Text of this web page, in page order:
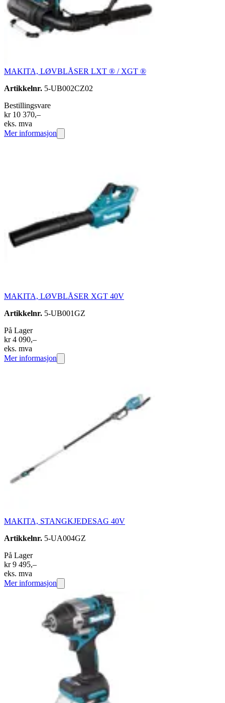
MAKITA, LØVBLÅSER LXT ® / XGT ®
Artikkelnr. 5-UB002CZ02
Bestillingsvare
kr 10 370,–
eks. mva
Mer informasjon
MAKITA, LØVBLÅSER XGT 40V
Artikkelnr. 5-UB001GZ
På Lager
kr 4 090,–
eks. mva
Mer informasjon
MAKITA, STANGKJEDESAG 40V
Artikkelnr. 5-UA004GZ
På Lager
kr 9 495,–
eks. mva
Mer informasjon